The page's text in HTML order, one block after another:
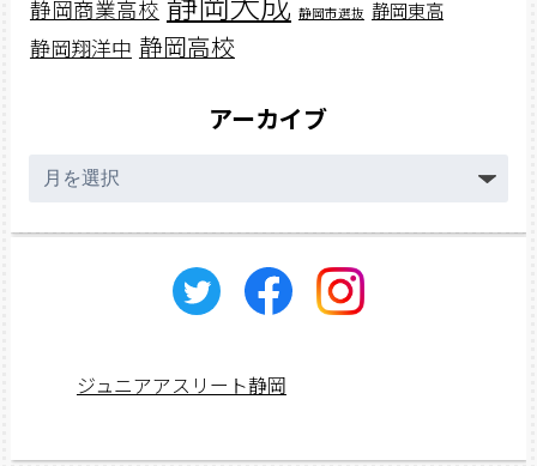
静岡商業高校 静岡市選抜 静岡東高
静岡翔洋中 静岡高校
アーカイブ
ー
ジュニアアスリート静岡